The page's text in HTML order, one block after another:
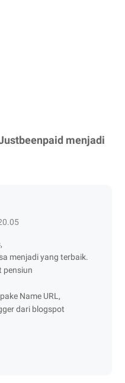
menjadi
menjadi yang terbaik.
pensiun
Name URL,
dari blogspot